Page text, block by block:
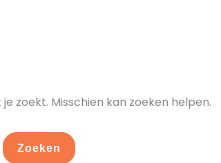
zoekt. Misschien kan zoeken helpen.